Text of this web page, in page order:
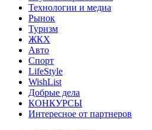
Технологии и медиа
Рынок
Туризм
ЖКХ
Авто
Спорт
LifeStyle
WishList
Добрые дела
КОНКУРСЫ
Интересное от партнеров